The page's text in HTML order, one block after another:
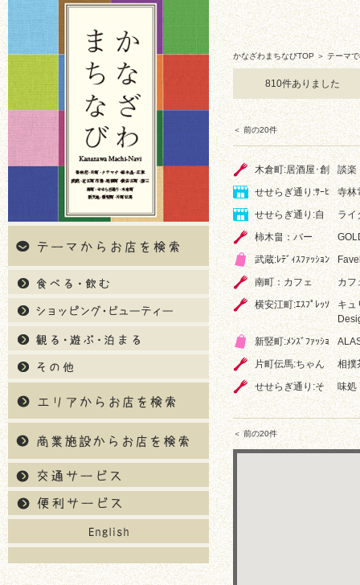
かなざわまちなびTOP＞ テーマ
810件ありました
＜ 前の20件
木倉町:居酒屋･創
談楽
せせらぎ通り:ｻｰﾋ
寺林
せせらぎ通り:自
ライ
柿木畠：バー
武蔵:ﾚﾃﾞｨｽﾌｧｯｼｮﾝ
南町：カフェ
カフ
横安江町:ｴｽﾌﾟﾚｯｿ
キュ
新竪町:ﾒﾝｽﾞﾌｧｯｼｮ
片町伝馬:ちゃん
相撲
せせらぎ通り:そ
味処
＜ 前の20件